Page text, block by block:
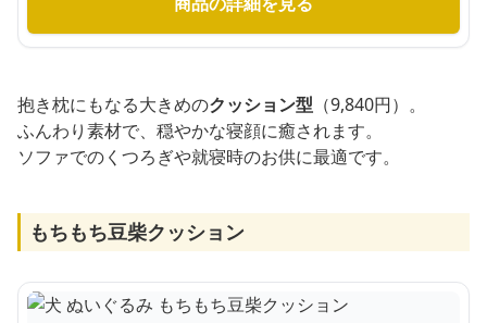
抱き枕にもなる大きめのクッション型 （9,840円）。
ふんわり素材で、穏やかな寝顔に癒されます。
ソファでのくつろぎや就寝時のお供に最適です。
もちもち豆柴クッション